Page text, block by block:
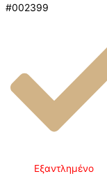
#002399
Εξαντλημένο